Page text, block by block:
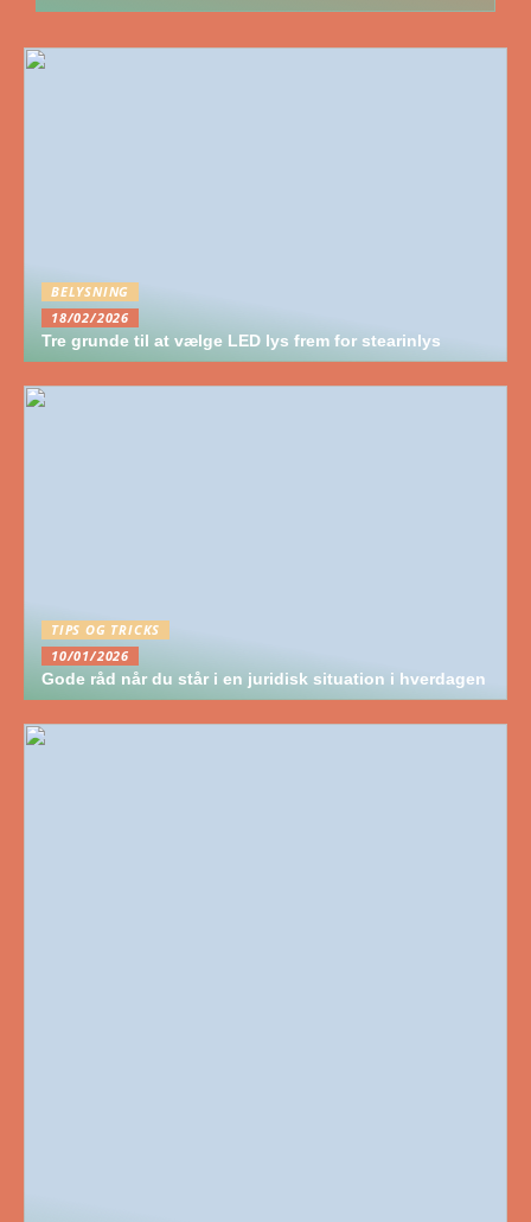
BELYSNING
18/02/2026
Tre grunde til at vælge LED lys frem for stearinlys
TIPS OG TRICKS
10/01/2026
Gode råd når du står i en juridisk situation i hverdagen